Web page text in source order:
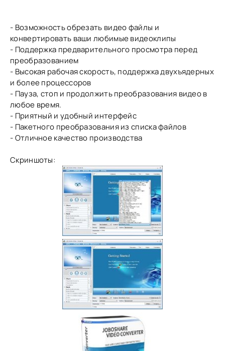
- Возможность обрезать видео файлы и
конвертировать ваши любимые видеоклипы
- Поддержка предварительного просмотра перед
преобразованием
- Высокая рабочая скорость, поддержка двухъядерных
и более процессоров
- Пауза, стоп и продолжить преобразования видео в
любое время.
- Приятный и удобный интерфейс
- Пакетного преобразования из списка файлов
- Отличное качество производства
Скриншоты: